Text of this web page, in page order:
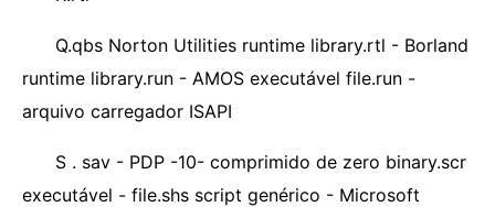
Q.qbs Norton Utilities runtime library.rtl - Borland
runtime library.run - AMOS executável file.run -
arquivo carregador ISAPI
S . sav - PDP -10- comprimido de zero binary.scr
executável - file.shs script genérico - Microsoft